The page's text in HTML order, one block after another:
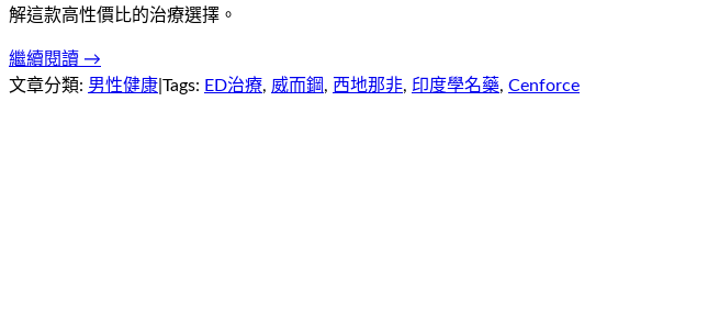
解這款高性價比的治療選擇。
繼續閱讀 →
文章分類: 男性健康 Tags: ED治療, 威而鋼, 西地那非, 印度學名藥, Cenforce